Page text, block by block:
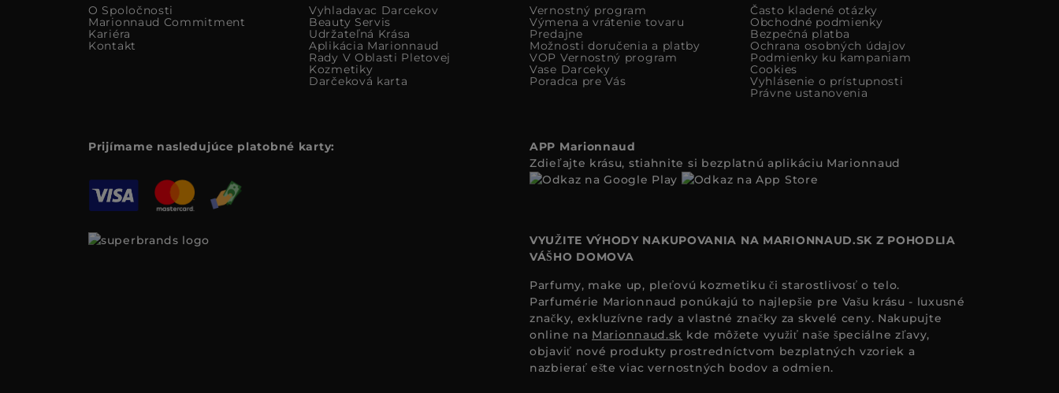
O Spoločnosti
Marionnaud Commitment
Kariéra
Kontakt
Vyhladavac Darcekov
Beauty Servis
Udržateľná Krása
Aplikácia Marionnaud
Rady V Oblasti Pletovej
Kozmetiky
Darčeková karta
Vernostný program
Výmena a vrátenie tovaru
Predajne
Možnosti doručenia a platby
VOP Vernostný program
Vase Darceky
Poradca pre Vás
Často kladené otázky
Obchodné podmienky
Bezpečná platba
Ochrana osobných údajov
Podmienky ku kampaniam
Cookies
Vyhlásenie o prístupnosti
Právne ustanovenia
Prijímame nasledujúce platobné karty:
APP Marionnaud
Zdieľajte krásu, stiahnite si bezplatnú aplikáciu Marionnaud
VYUŽITE VÝHODY NAKUPOVANIA NA MARIONNAUD.SK Z POHODLIA
VÁŠHO DOMOVA
Parfumy, make up, pleťovú kozmetiku či starostlivosť o telo.
Parfumérie Marionnaud ponúkajú to najlepšie pre Vašu krásu - luxusné
značky, exkluzívne rady a vlastné značky za skvelé ceny. Nakupujte
online na Marionnaud.sk kde môžete využiť naše špeciálne zľavy,
objaviť nové produkty prostredníctvom bezplatných vzoriek a
nazbierať ešte viac vernostných bodov a odmien.